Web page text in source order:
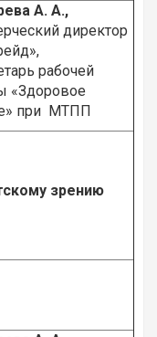
А. А.,
директор
рабочей
«Здоровое
при МТПП
зрению